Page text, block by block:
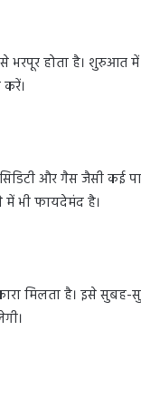
होता है। शुरुआत
और गैस जैसी कई
भी फायदेमंद है।
मिलता है। इसे